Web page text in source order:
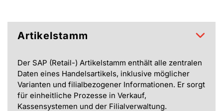
Artikelstamm
Der SAP (Retail-) Artikelstamm enthält alle zentralen
Daten eines Handelsartikels, inklusive möglicher
Varianten und filialbezogener Informationen. Er sorgt
für einheitliche Prozesse in Verkauf,
Kassensystemen und der Filialverwaltung.